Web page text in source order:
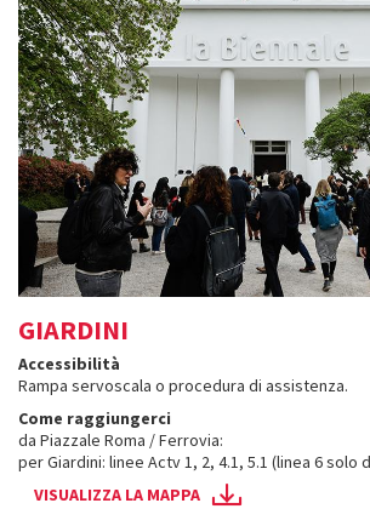
GIARDINI
Accessibilità
Rampa servoscala o procedura di assistenza.
Come raggiungerci
da Piazzale Roma / Ferrovia:
per Giardini: linee Actv 1, 2, 4.1, 5.1 (linea 6 solo
VISUALIZZA LA MAPPA